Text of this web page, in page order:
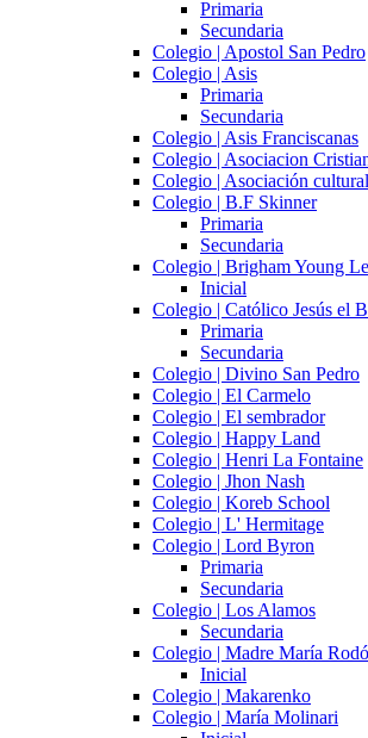
Primaria
Secundaria
Colegio | Apostol San Pedro
Colegio | Asis
Primaria
Secundaria
Colegio | Asis Franciscanas
Colegio | Asociacion
Colegio | Asociación
Colegio | B.F Skinner
Primaria
Secundaria
Colegio | Brigham Young
Inicial
Colegio | Católico Jesús el
Primaria
Secundaria
Colegio | Divino San Pedro
Colegio | El Carmelo
Colegio | El sembrador
Colegio | Happy Land
Colegio | Henri La Fontaine
Colegio | Jhon Nash
Colegio | Koreb School
Colegio | L' Hermitage
Colegio | Lord Byron
Primaria
Secundaria
Colegio | Los Alamos
Secundaria
Colegio | Madre María
Inicial
Colegio | Makarenko
Colegio | María Molinari